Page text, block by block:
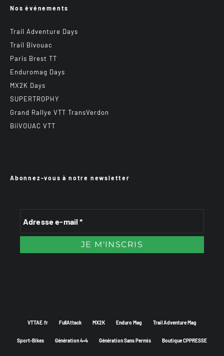
Nos événements
Trail Adventure Days
Trail Bivouac
Paris Brest TT
Enduromag Days
MX2K Days
SUPERTROPHY
Grand Rallye VTT TransVerdon
BiiVOUAC VTT
Abonnez-vous à notre newsletter
VTTAE.fr FullAttack MX2K Enduro Mag Trail Adventure Mag
Sport-Bikes Génération 4×4 Génération Sans Permis Boutique CPPRESSE